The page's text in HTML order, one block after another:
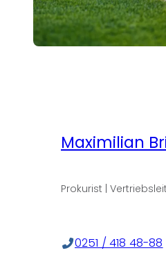
Maximilian
Prokurist |
0251 / 418 48-88